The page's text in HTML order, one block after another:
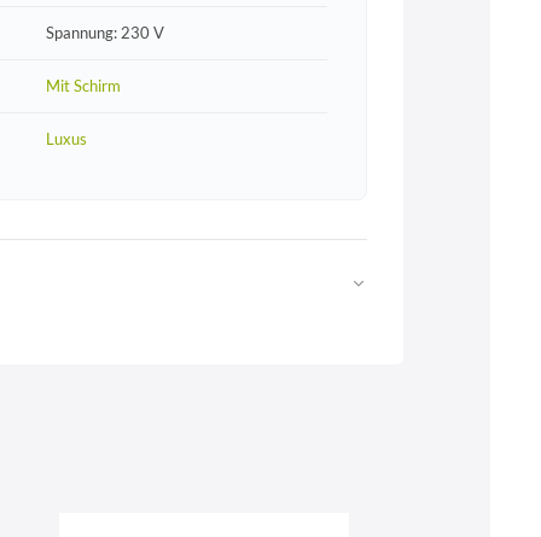
Spannung: 230 V
Mit Schirm
Luxus